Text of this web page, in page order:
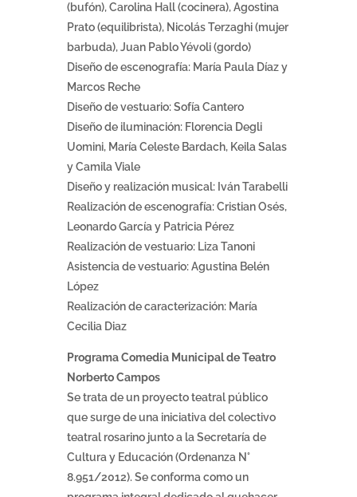
(bufón), Carolina Hall (cocinera), Agostina
Prato (equilibrista), Nicolás Terzaghi (mujer
barbuda), Juan Pablo Yévoli (gordo)
Diseño de escenografía: María Paula Díaz y
Marcos Reche
Diseño de vestuario: Sofía Cantero
Diseño de iluminación: Florencia Degli
Uomini, María Celeste Bardach, Keila Salas
y Camila Viale
Diseño y realización musical: Iván Tarabelli
Realización de escenografía: Cristian Osés,
Leonardo García y Patricia Pérez
Realización de vestuario: Liza Tanoni
Asistencia de vestuario: Agustina Belén
López
Realización de caracterización: María
Cecilia Diaz
Programa Comedia Municipal de Teatro
Norberto Campos
Se trata de un proyecto teatral público
que surge de una iniciativa del colectivo
teatral rosarino junto a la Secretaría de
Cultura y Educación (Ordenanza N°
8.951/2012). Se conforma como un